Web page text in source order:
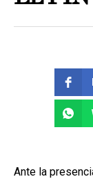
Ante la